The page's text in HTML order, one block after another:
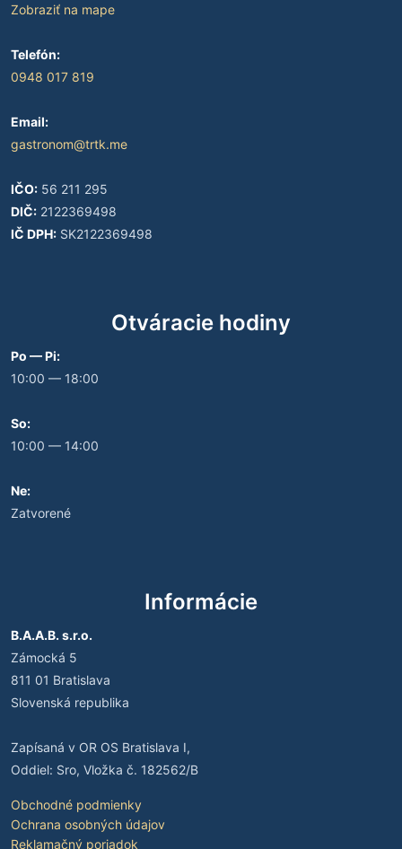
Zobraziť na mape
Telefón:
0948 017 819
Email:
gastronom@trtk.me
IČO: 56 211 295
DIČ: 2122369498
IČ DPH: SK2122369498
Otváracie hodiny
Po — Pi:
10:00 — 18:00
So:
10:00 — 14:00
Ne:
Zatvorené
Informácie
B.A.A.B. s.r.o.
Zámocká 5
811 01 Bratislava
Slovenská republika
Zapísaná v OR OS Bratislava I,
Oddiel: Sro, Vložka č. 182562/B
Obchodné podmienky
Ochrana osobných údajov
Reklamačný poriadok